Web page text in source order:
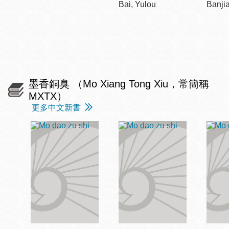
Bai, Yulou
墨香銅臭 （Mo Xiang Tong Xiu，常簡稱
MXTX）
更多中文新書